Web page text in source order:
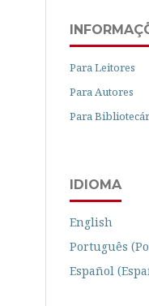
Para Leitores
Para Autores
Para
IDIOMA
English
Português
Español